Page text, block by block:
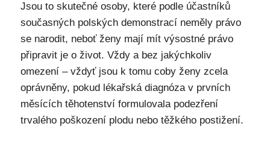
Jsou to skutečné osoby, které podle účastníků
současných polských demonstrací neměly právo
se narodit, neboť ženy mají mít výsostné právo
připravit je o život. Vždy a bez jakýchkoliv
omezení – vždyť jsou k tomu coby ženy zcela
oprávněny, pokud lékařská diagnóza v prvních
měsících těhotenství formulovala podezření
trvalého poškození plodu nebo těžkého postižení.